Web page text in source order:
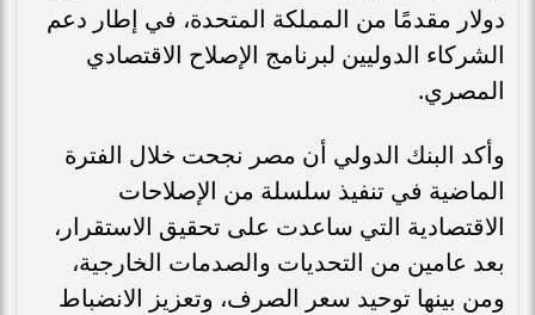
دولار مقدمًا من المملكة المتحدة، في إطار دعم
الشركاء الدوليين لبرنامج الإصلاح الاقتصادي
المصري.
وأكد البنك الدولي أن مصر نجحت خلال الفترة
الماضية في تنفيذ سلسلة من الإصلاحات
الاقتصادية التي ساعدت على تحقيق الاستقرار،
بعد عامين من التحديات والصدمات الخارجية،
ومن بينها توحيد سعر الصرف، وتعزيز الانضباط